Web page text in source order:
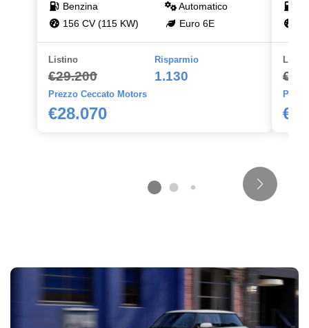
Benzina
Automatico
156 CV (115 KW)
Euro 6E
Listino
€29.200
Risparmio
1.130
Prezzo Ceccato Motors
€28.070